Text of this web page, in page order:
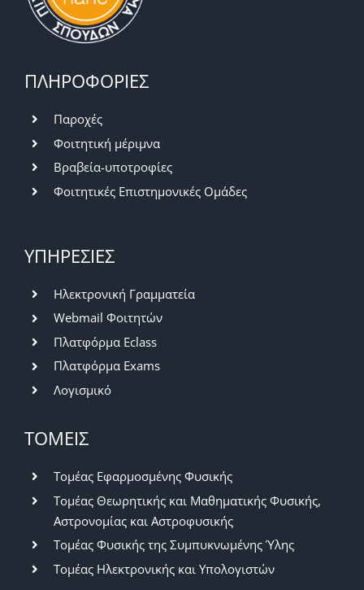
ΠΛΗΡΟΦΟΡΙΕΣ
Παροχές
Φοιτητική μέριμνα
Βραβεία-υποτροφίες
Φοιτητικές Επιστημονικές Ομάδες
ΥΠΗΡΕΣΙΕΣ
Ηλεκτρονική Γραμματεία
Webmail Φοιτητών
Πλατφόρμα Eclass
Πλατφόρμα Exams
Λογισμικό
ΤΟΜΕΙΣ
Τομέας Εφαρμοσμένης Φυσικής
Τομέας Θεωρητικής και Μαθηματικής Φυσικής,
Αστρονομίας και Αστροφυσικής
Τομέας Φυσικής της Συμπυκνωμένης Ύλης
Τομέας Ηλεκτρονικής και Υπολογιστών